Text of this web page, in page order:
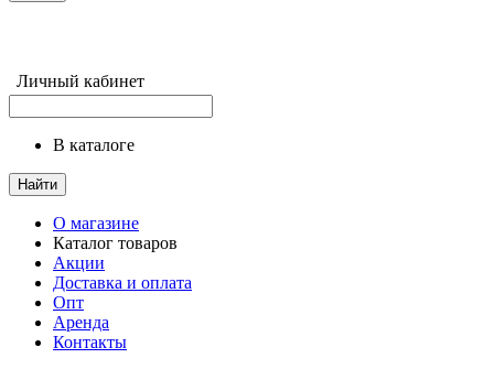
Личный кабинет
в каталоге
Найти
О магазине
Каталог товаров
Акции
Доставка и оплата
Опт
Аренда
Контакты